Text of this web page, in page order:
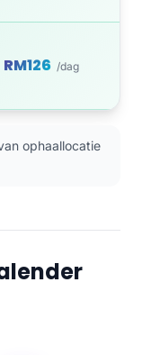
RM126 /dag
ophaallocatie